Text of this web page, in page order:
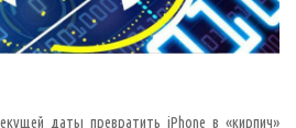
даты превратить iPhone в «кирпич»